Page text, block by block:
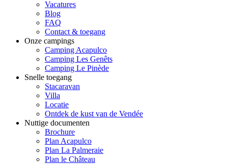
Vacatures
Blog
FAQ
Contact & toegang
Onze campings
Camping Acapulco
Camping Les Genêts
Camping Le Pinède
Snelle toegang
Stacaravan
Villa
Locatie
Ontdek de kust van de Vendée
Nuttige documenten
Brochure
Plan Acapulco
Plan La Palmeraie
Plan le Château